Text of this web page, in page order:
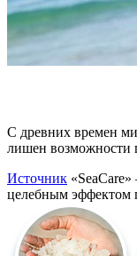
С древних времен
лишен возможности
Источник
целебным эффектом